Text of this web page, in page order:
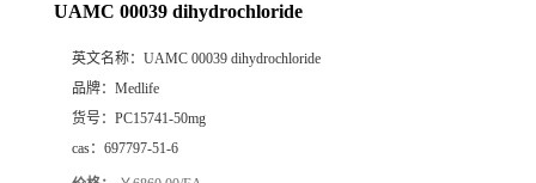
UAMC 00039 dihydrochloride
英文名称： UAMC 00039 dihydrochloride
品牌： Medlife
货号： PC15741-50mg
cas： 697797-51-6